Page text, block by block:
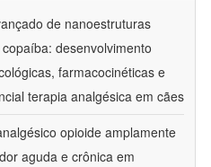
de nanoestruturas
desenvolvimento
farmacocinéticas e
terapia analgésica em cães
opioide amplamente
aguda e crônica em